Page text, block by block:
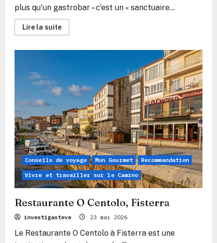
plus qu'un gastrobar – c'est un « sanctuaire...
Lire la suiteEn
savoir
Conseils de voyage Mon Gourmet Recommandation
Vivre et travailler sur le Camino
Restaurante O Centolo, Fisterra
investigasteve 23 mai 2026
Le Restaurante O Centolo à Fisterra est une